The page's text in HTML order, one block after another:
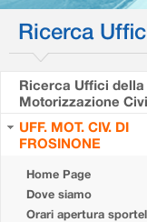
Ricerca
Ricerca Uffici della
Motorizzazione
UFF. MOT. CIV. DI
FROSINONE
Home Page
Dove siamo
Orari apertura